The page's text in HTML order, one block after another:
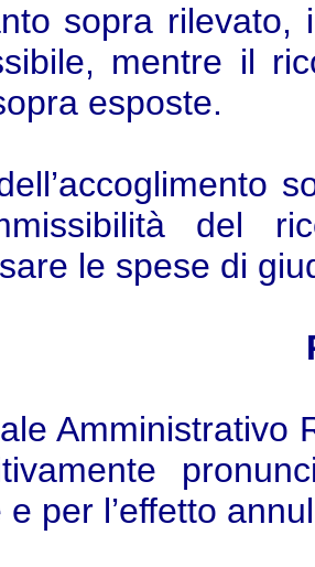
sopra rilevato,
mentre il
esposte.
del
le spese di
Amministrativo
e per l’effetto